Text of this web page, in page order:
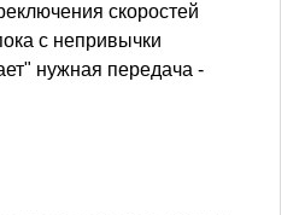
скоростей
с непривычки
нужная передача -